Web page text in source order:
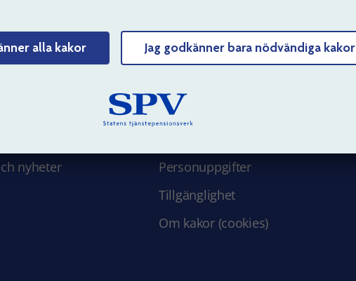
alla kakor Jag godkänner bara nödvändiga kakor
nyheter
Webbkarta
Personuppgifter
Tillgänglighet
Om kakor (cookies)